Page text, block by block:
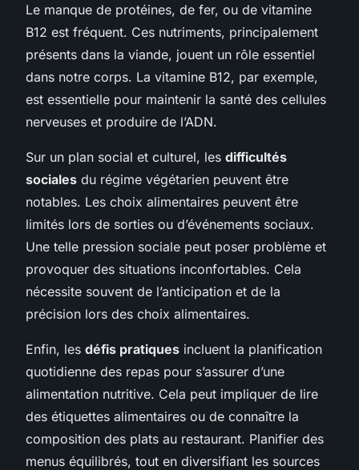
Le manque de protéines, de fer, ou de vitamine
B12 est fréquent. Ces nutriments, principalement
présents dans la viande, jouent un rôle essentiel
dans notre corps. La vitamine B12, par exemple,
est essentielle pour maintenir la santé des cellules
nerveuses et produire de l’ADN.
Sur un plan social et culturel, les difficultés
sociales du régime végétarien peuvent être
notables. Les choix alimentaires peuvent être
limités lors de sorties ou d’événements sociaux.
Une telle pression sociale peut poser problème et
provoquer des situations inconfortables. Cela
nécessite souvent de l’anticipation et de la
précision lors des choix alimentaires.
Enfin, les défis pratiques incluent la planification
quotidienne des repas pour s’assurer d’une
alimentation nutritive. Cela peut impliquer de lire
des étiquettes alimentaires ou de connaître la
composition des plats au restaurant. Planifier des
menus équilibrés, tout en diversifiant les sources